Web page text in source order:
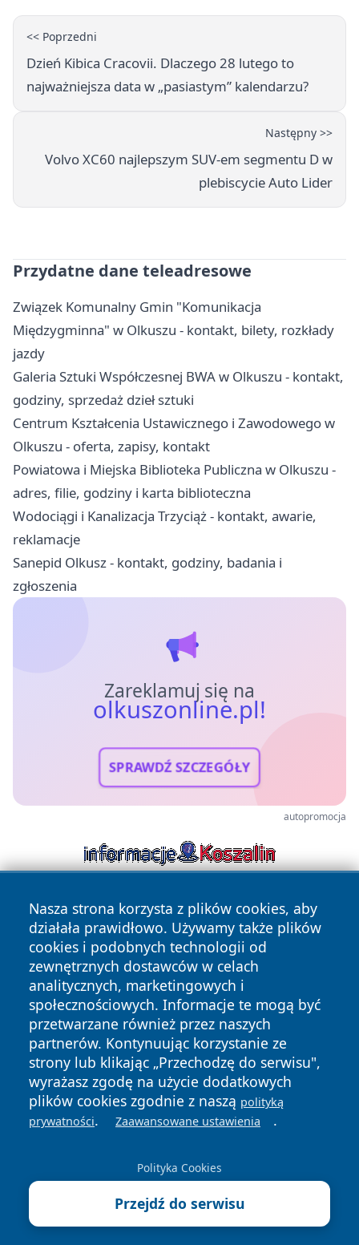
<< Poprzedni
Dzień Kibica Cracovii. Dlaczego 28 lutego to
najważniejsza data w „pasiastym” kalendarzu?
Następny >>
Volvo XC60 najlepszym SUV-em segmentu D w
plebiscycie Auto Lider
Przydatne dane teleadresowe
Związek Komunalny Gmin "Komunikacja
Międzygminna" w Olkuszu - kontakt, bilety, rozkłady
jazdy
Galeria Sztuki Współczesnej BWA w Olkuszu - kontakt,
godziny, sprzedaż dzieł sztuki
Centrum Kształcenia Ustawicznego i Zawodowego w
Olkuszu - oferta, zapisy, kontakt
Powiatowa i Miejska Biblioteka Publiczna w Olkuszu -
adres, filie, godziny i karta biblioteczna
Wodociągi i Kanalizacja Trzyciąż - kontakt, awarie,
reklamacje
Sanepid Olkusz - kontakt, godziny, badania i
zgłoszenia
Zareklamuj się na
olkuszonline.pl!
SPRAWDŹ SZCZEGÓŁY
autopromocja
Nasza strona korzysta z plików cookies, aby
działała prawidłowo. Używamy także plików
cookies i podobnych technologii od
zewnętrznych dostawców w celach
analitycznych, marketingowych i
społecznościowych. Informacje te mogą być
przetwarzane również przez naszych
partnerów. Kontynuując korzystanie ze
strony lub klikając „Przechodzę do serwisu",
wyrażasz zgodę na użycie dodatkowych
plików cookies zgodnie z naszą polityką
prywatności. Zaawansowane ustawienia .
Polityka Cookies
Przejdź do serwisu
Copyright © 2026 olkuszonline.pl Wszystkie prawa
zastrzeżone.
News Autorzy
Polityka
Prywatności
Polityka
Cookies